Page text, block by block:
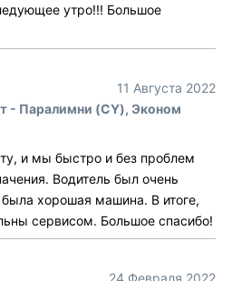
утро!!! Большое
11 Августа 2022
- Паралимни (CY), Эконом
и мы быстро и без проблем
Водитель был очень
хорошая машина. В итоге,
сервисом. Большое спасибо!
24 Февраля 2022